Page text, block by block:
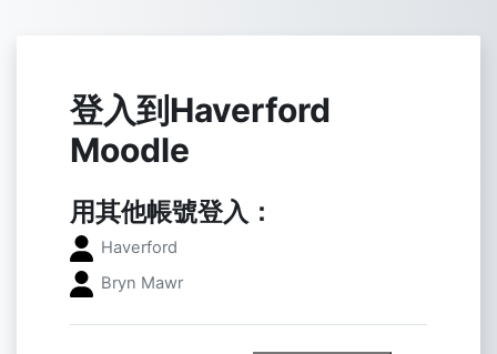
登入到Haverford
Moodle
用其他帳號登入：
Haverford ​
Bryn Mawr